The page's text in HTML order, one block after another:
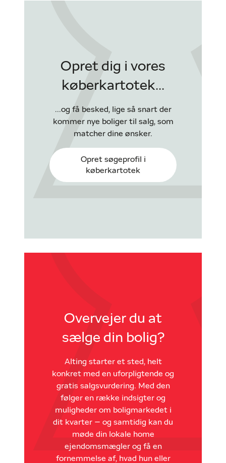
Opret dig i vores
køberkartotek...
...og få besked, lige så snart der
kommer nye boliger til salg, som
matcher dine ønsker.
Opret søgeprofil i
køberkartotek
Overvejer du at
sælge din bolig?
Alting starter et sted, helt
konkret med en uforpligtende og
gratis salgsvurdering. Med den
følger en række indsigter og
muligheder om boligmarkedet i
dit kvarter – og samtidig kan du
møde din lokale home
ejendomsmægler og få en
fornemmelse af, hvad hun eller